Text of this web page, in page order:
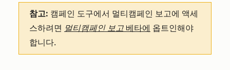
참고: 캠페인 도구에서 멀티캠페인 보고에 액세
스하려면 멀티캠페인 보고 베타에 옵트인해야
합니다.